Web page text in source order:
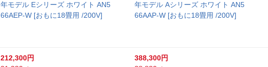
年モデル Eシリーズ ホワイト AN5
66AEP-W [おもに18畳用 /200V]
212,300円
年モデル Aシリーズ ホワイト AN5
66AAP-W [おもに18畳用 /200V]
388,300円